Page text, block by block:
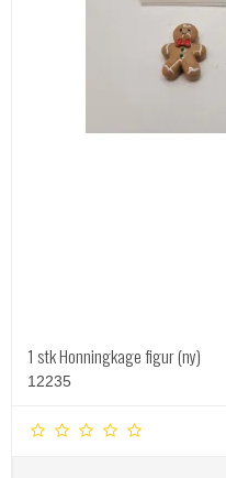
1 stk Honningkage figur (ny)
12235